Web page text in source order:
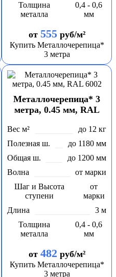
Толщина
металла
0,4 - 0,6
мм
от 555руб/м²
Купить Металлочерепица*
3 метра
Металлочерепица* 3
метра, 0.45 мм, RAL
Вес м²
до 12 кг
Полезная ш.
до 1180 мм
Общая ш.
до 1200 мм
Волна
от марки
Шаг и Высота
ступени
от
марки
Длина
3 м
Толщина
металла
0,4 - 0,6
мм
от 482 руб/м²
Купить Металлочерепица*
3 метра